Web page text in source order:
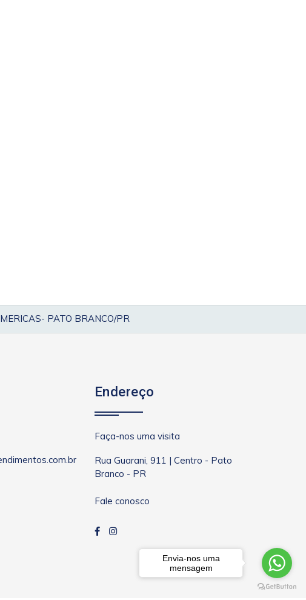
PATO BRANCO/PR
Endereço
Faça-nos uma visita
Rua Guarani, 911 | Centro - Pato
Branco - PR
Fale conosco
Envia-nos uma
mensagem